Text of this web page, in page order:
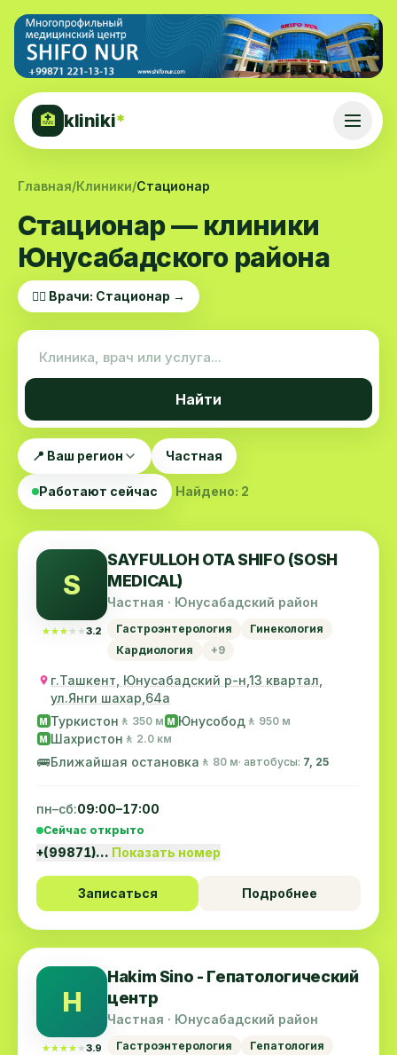
🏥 kliniki*
Главная/Клиники/Стационар
Стационар — клиники
Юнусабадского района
👨‍⚕️ Врачи: Стационар →
Найти
📍 Ваш регион Частная
Работают сейчас Найдено: 2
S
★★★★★
★★★★★3.2
SAYFULLOH OTA SHIFO (SOSH
MEDICAL)
Частная · Юнусабадский район
Гастроэнтерология
Гинекология
Кардиология
+9
г.Ташкент, Юнусабадский р-н,13 квартал,
ул.Янги шахар,64а
M Туркистон 🚶 350 м M Юнусобод 🚶 950 м
M Шахристон 🚶 2.0 км
🚌Ближайшая остановка 🚶 80 м· автобусы: 7, 25
пн–сб:09:00–17:00
Сейчас открыто
+(99871)… Показать номер
Записаться Подробнее
H
★★★★★
★★★★★3.9
Hakim Sino - Гепатологический
центр
Частная · Юнусабадский район
Гастроэнтерология
Гепатология